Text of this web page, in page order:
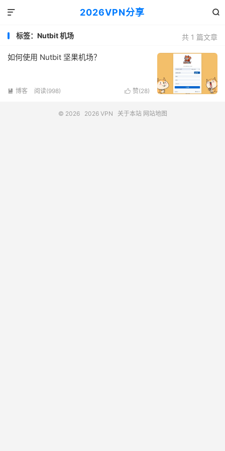
2026VPN分享 

共 1 篇文章
标签：Nutbit 机场
如何使用 Nutbit 坚果机场？
 赞(28)
 博客 阅读(998)
© 2026 2026 VPN 关于本站 网站地图